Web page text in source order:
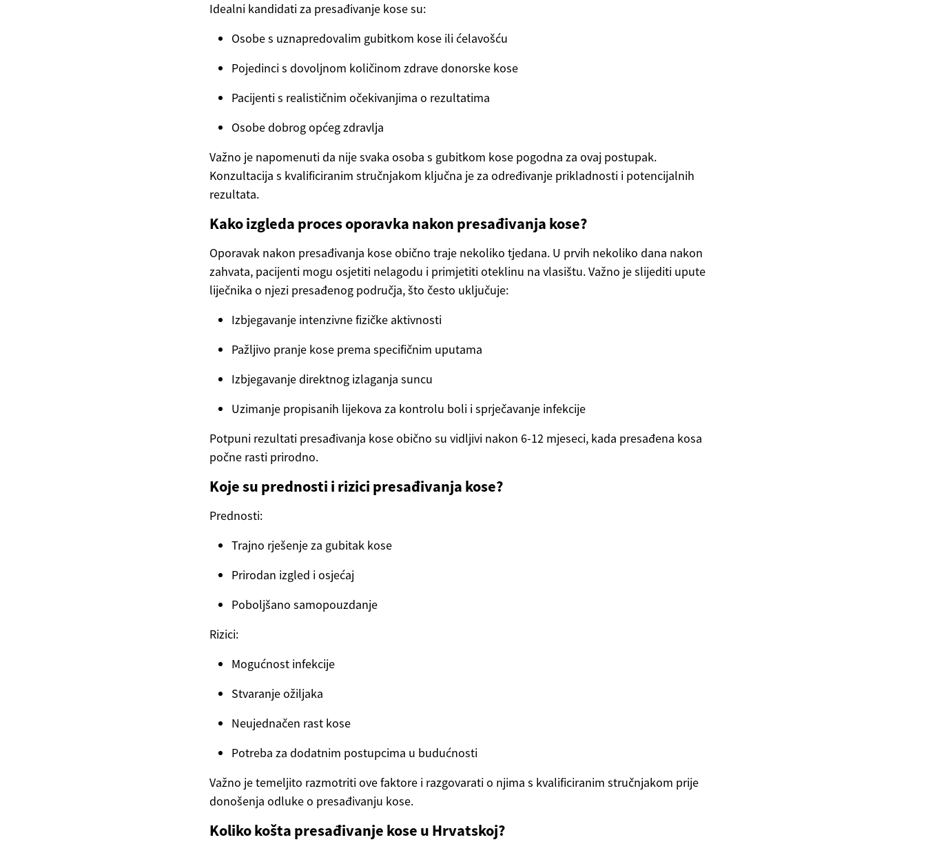
Idealni kandidati za presađivanje kose su:
Osobe s uznapredovalim gubitkom kose ili ćelavošću
Pojedinci s dovoljnom količinom zdrave donorske kose
Pacijenti s realističnim očekivanjima o rezultatima
Osobe dobrog općeg zdravlja
Važno je napomenuti da nije svaka osoba s gubitkom kose pogodna za ovaj postupak.
Konzultacija s kvalificiranim stručnjakom ključna je za određivanje prikladnosti i potencijalnih
rezultata.
Kako izgleda proces oporavka nakon presađivanja kose?
Oporavak nakon presađivanja kose obično traje nekoliko tjedana. U prvih nekoliko dana nakon
zahvata, pacijenti mogu osjetiti nelagodu i primjetiti oteklinu na vlasištu. Važno je slijediti upute
liječnika o njezi presađenog područja, što često uključuje:
Izbjegavanje intenzivne fizičke aktivnosti
Pažljivo pranje kose prema specifičnim uputama
Izbjegavanje direktnog izlaganja suncu
Uzimanje propisanih lijekova za kontrolu boli i sprječavanje infekcije
Potpuni rezultati presađivanja kose obično su vidljivi nakon 6-12 mjeseci, kada presađena kosa
počne rasti prirodno.
Koje su prednosti i rizici presađivanja kose?
Prednosti:
Trajno rješenje za gubitak kose
Prirodan izgled i osjećaj
Poboljšano samopouzdanje
Rizici:
Mogućnost infekcije
Stvaranje ožiljaka
Neujednačen rast kose
Potreba za dodatnim postupcima u budućnosti
Važno je temeljito razmotriti ove faktore i razgovarati o njima s kvalificiranim stručnjakom prije
donošenja odluke o presađivanju kose.
Koliko košta presađivanje kose u Hrvatskoj?